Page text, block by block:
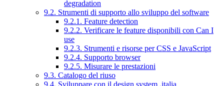
degradation
9.2. Strumenti di supporto allo sviluppo del software
9.2.1. Feature detection
9.2.2. Verificare le feature disponibili con Can I
use
9.2.3. Strumenti e risorse per CSS e JavaScript
9.2.4. Supporto browser
9.2.5. Misurare le prestazioni
9.3. Catalogo del riuso
9.4. Sviluppare con il design system .italia